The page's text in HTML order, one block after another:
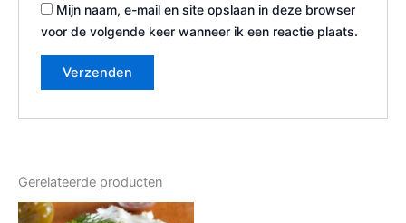
Mijn naam, e-mail en site opslaan in deze browser
voor de volgende keer wanneer ik een reactie plaats.
Gerelateerde producten